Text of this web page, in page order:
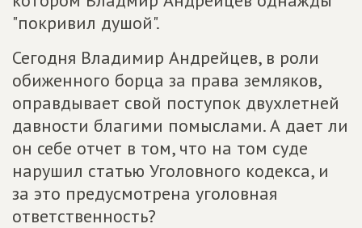
"покривил душой".
Сегодня Владимир Андрейцев, в роли
обиженного борца за права земляков,
оправдывает свой поступок двухлетней
давности благими помыслами. А дает ли
он себе отчет в том, что на том суде
нарушил статью Уголовного кодекса, и
за это предусмотрена уголовная
ответственность?